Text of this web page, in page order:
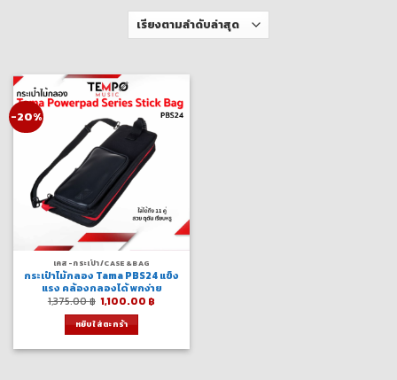
-20%
เคส-กระเป๋า/CASE&BAG
กระเป๋าไม้กลอง Tama PBS24 แข็ง
แรง คล้องกลองได้ พกง่าย
1,375.00฿ Original
price
was:
1,375.00 ฿.
1,100.00 ฿
หยิบใส่ตะกร้า